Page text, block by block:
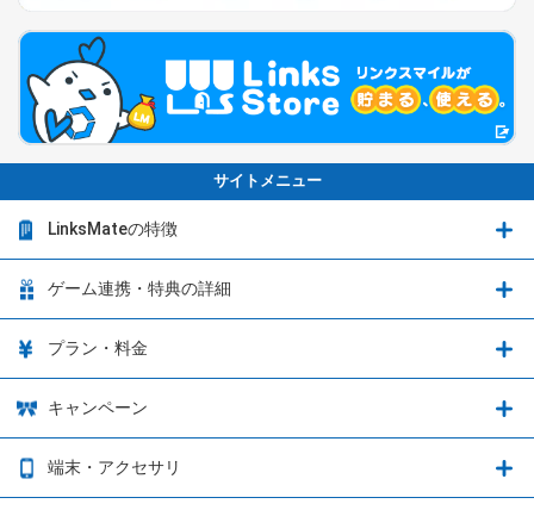
サイトメニュー
LinksMateの特徴
LinksMateの特徴
音声通話料金がもっとオトクに
データ通信容量繰り越し
ゲーム連携・特典の詳細
ゲーム連携・特典の詳細
ブレイブソード×ブレイズソウル
プラン・料金
プラン・料金
3種類のSIMタイプ
キャンペーン
お得なキャンペーン実施中！
端末・アクセサリ